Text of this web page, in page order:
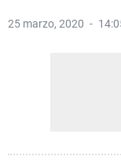
25 marzo, 2020